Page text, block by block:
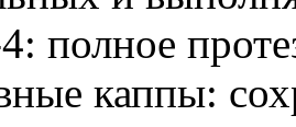
полное
каппы: